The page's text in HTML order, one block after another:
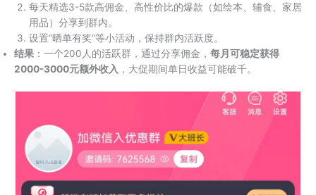
每天精选3-5款高佣金、高性价比的爆款（如绘本、辅食、家居
用品）分享到群内。
设置“晒单有奖”等小活动，保持群内活跃度。
结果 ：一个200人的活跃群，通过分享佣金， 每月可稳定获得
2000-3000元额外收入 ，大促期间单日收益可能破千。